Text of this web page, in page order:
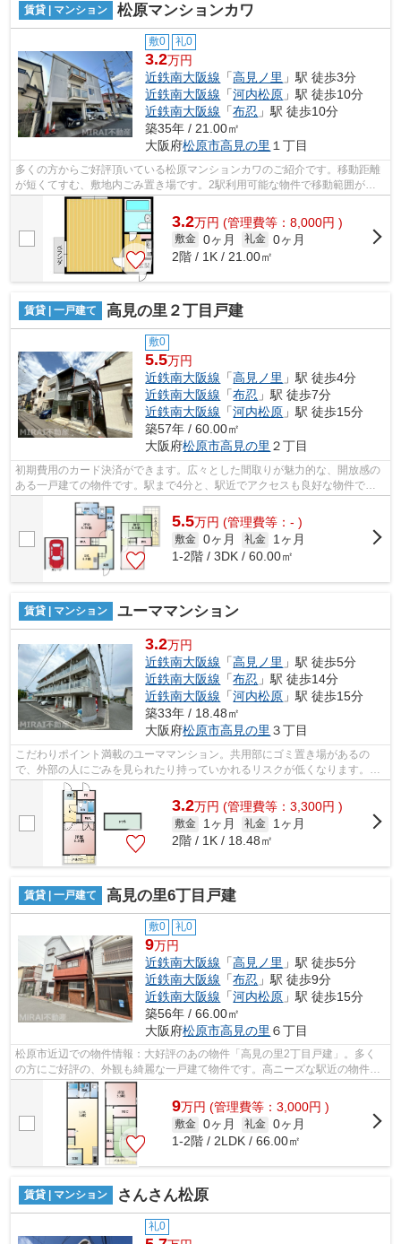
賃貸 | マンション 松原マンションカワ
敷0 礼0
3.2万円
近鉄南大阪線 「高見ノ里 」駅 徒歩3分
近鉄南大阪線 「河内松原 」駅 徒歩10分
近鉄南大阪線 「布忍 」駅 徒歩10分
築35年 / 21.00㎡
大阪府松原市高見の里 １丁目
多くの方からご好評頂いている松原マンションカワのご紹介です。移動距離
が短くてすむ、敷地内ごみ置き場です。2駅利用可能な物件で移動範囲が広
がります。こちらの物件はマンションで...
3.2万円 (管理費等：8,000円 )
敷金 0ヶ月 礼金 0ヶ月
2階 / 1K / 21.00㎡
賃貸 | 一戸建て 高見の里２丁目戸建
敷0
5.5万円
近鉄南大阪線 「高見ノ里 」駅 徒歩4分
近鉄南大阪線 「布忍 」駅 徒歩7分
近鉄南大阪線 「河内松原 」駅 徒歩15分
築57年 / 60.00㎡
大阪府松原市高見の里 ２丁目
初期費用のカード決済ができます。広々とした間取りが魅力的な、開放感の
ある一戸建ての物件です。駅まで4分と、駅近でアクセスも良好な物件で
す。近くに駅が2つあるため、用途や行き...
5.5万円 (管理費等：- )
敷金 0ヶ月 礼金
1ヶ月
1-2階 / 3DK / 60.00㎡
賃貸 | マンション ユーママンション
3.2万円
近鉄南大阪線 「高見ノ里 」駅 徒歩5分
近鉄南大阪線 「布忍 」駅 徒歩14分
近鉄南大阪線 「河内松原 」駅 徒歩15分
築33年 / 18.48㎡
大阪府松原市高見の里 ３丁目
こだわりポイント満載のユーママンション。共用部にゴミ置き場があるの
で、外部の人にごみを見られたり持っていかれるリスクが低くなります。日
頃から電車をよく利用するなら2駅利用可...
3.2万円 (管理費等：3,300円 )
敷金 1ヶ月 礼金
1ヶ月
2階 / 1K / 18.48㎡
賃貸 | 一戸建て 高見の里6丁目戸建
敷0 礼0
9万円
近鉄南大阪線 「高見ノ里 」駅 徒歩5分
近鉄南大阪線 「布忍 」駅 徒歩9分
近鉄南大阪線 「河内松原 」駅 徒歩15分
築56年 / 66.00㎡
大阪府松原市高見の里 ６丁目
松原市近辺での物件情報：大好評のあの物件「高見の里2丁目戸建」。多く
の方にご好評の、外観も綺麗な一戸建て物件です。高ニーズな駅近の物件
で、徒歩5分で駅に行くことができます。...
9万円 (管理費等：3,000円 )
敷金 0ヶ月 礼金 0ヶ月
1-2階 / 2LDK / 66.00㎡
賃貸 | マンション さんさん松原
礼0